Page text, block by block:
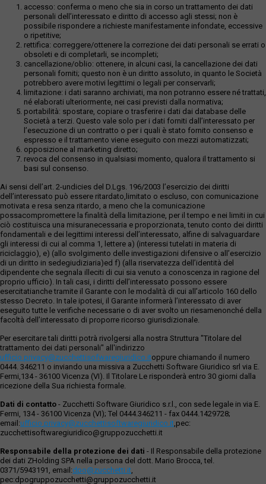
accesso: conferma o meno che sia in corso un trattamento dei dati
personali dell’interessato e diritto di accesso agli stessi; non è
possibile rispondere a richieste manifestamente infondate, eccessive
o ripetitive;
rettifica: correggere/ottenere la correzione dei dati personali se errati o
obsoleti e di completarli, se incompleti;
cancellazione/oblio: ottenere, in alcuni casi, la cancellazione dei dati
personali forniti; questo non è un diritto assoluto, in quanto le Società
potrebbero avere motivi legittimi o legali per conservarli;
limitazione: i dati saranno archiviati, ma non potranno essere né trattati,
né elaborati ulteriormente, nei casi previsti dalla normativa;
portabilità: spostare, copiare o trasferire i dati dai database delle
Società a terzi. Questo vale solo per i dati forniti dall’interessato per
l’esecuzione di un contratto o per i quali è stato fornito consenso e
espresso e il trattamento viene eseguito con mezzi automatizzati;
opposizione al marketing diretto;
revoca del consenso in qualsiasi momento, qualora il trattamento si
basi sul consenso.
Ai sensi dell’art. 2-undicies del D.Lgs. 196/2003 l’esercizio dei diritti
dell’interessato può essere ritardato,limitato o escluso, con comunicazione
motivata e resa senza ritardo, a meno che la comunicazione
possacompromettere la finalità della limitazione, per il tempo e nei limiti in cui
ciò costituisca una misuranecessaria e proporzionata, tenuto conto dei diritti
fondamentali e dei legittimi interessi dell’interessato, alfine di salvaguardare
gli interessi di cui al comma 1, lettere a) (interessi tutelati in materia di
riciclaggio), e) (allo svolgimento delle investigazioni difensive o all’esercizio
di un diritto in sedegiudiziaria)ed f) (alla riservatezza dell’identità del
dipendente che segnala illeciti di cui sia venuto a conoscenza in ragione del
proprio ufficio). In tali casi, i diritti dell’interessato possono essere
esercitatianche tramite il Garante con le modalità di cui all’articolo 160 dello
stesso Decreto. In tale ipotesi, il Garante informerà l’interessato di aver
eseguito tutte le verifiche necessarie o di aver svolto un riesamenonché della
facoltà dell’interessato di proporre ricorso giurisdizionale.
Per esercitare tali diritti potrà rivolgersi alla nostra Struttura "Titolare del
trattamento dei dati personali" all'indirizzo
ufficio.privacy@zucchettisofwaregiuridico.itoppure chiamando il numero
0444. 346211 o inviando una missiva a Zucchetti Software Giuridico srl via E.
Fermi,134 - 36100 Vicenza (VI). Il Titolare Le risponderà entro 30 giorni dalla
ricezione della Sua richiesta formale.
Dati di contatto - Zucchetti Software Giuridico s.r.l., con sede legale in via E.
Fermi, 134 - 36100 Vicenza (VI); Tel 0444.346211 - fax 0444.1429728;
email:ufficio.privacy@zucchettisoftwaregiuridico.it,pec:
zucchettisoftwaregiuridico@gruppozucchetti.it
Responsabile della protezione dei dati - Il Responsabile della protezione
dei dati ZHolding SPA nella persona del dott. Mario Brocca, tel.
0371/5943191, email:dpo@zucchetti.it,
pec:dpogruppozucchetti@gruppozucchetti.it